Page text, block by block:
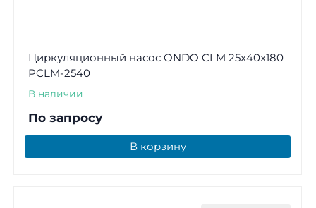
Циркуляционный насос ONDO CLM 25x40x180
PCLM-2540
В наличии
По запросу
В корзину